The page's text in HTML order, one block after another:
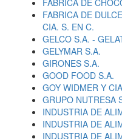
FABRICA DE
FABRICA DE
CIA. S. EN C.
GELCO S.A. -
GELYMAR S.A.
GIRONES S.A.
GOOD FOOD S.A.
GOY WIDMER Y
GRUPO NUTRESA
INDUSTRIA DE
INDUSTRIA DE
INDUSTRIA DE